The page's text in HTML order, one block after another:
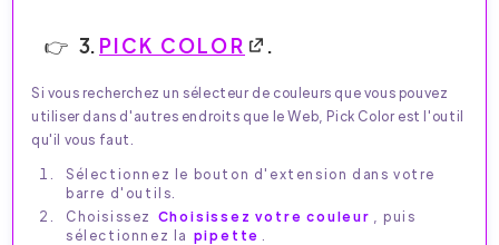
3. PICK COLOR
Si vous recherchez un sélecteur de couleurs que vous pouvez
utiliser dans d'autres endroits que le Web, Pick Color est l'outil
qu'il vous faut.
Sélectionnez le bouton d'extension dans votre
barre d'outils.
Choisissez Choisissez votre couleur
, puis
sélectionnez la pipette